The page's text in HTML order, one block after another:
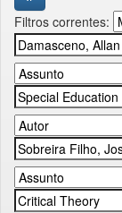
Filtros correntes: